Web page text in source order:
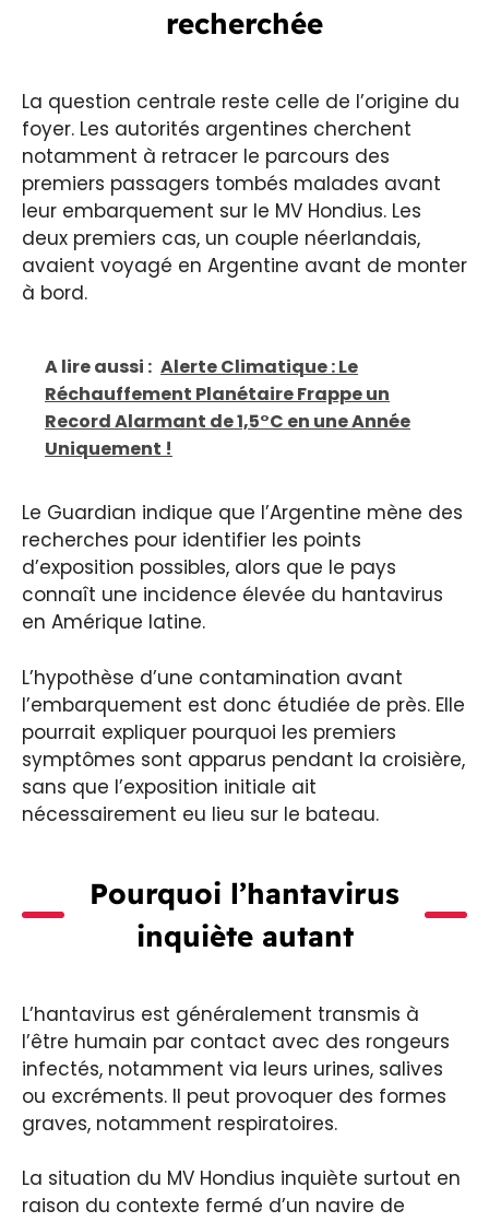
recherchée
La question centrale reste celle de l’origine du
foyer. Les autorités argentines cherchent
notamment à retracer le parcours des
premiers passagers tombés malades avant
leur embarquement sur le MV Hondius. Les
deux premiers cas, un couple néerlandais,
avaient voyagé en Argentine avant de monter
à bord.
A lire aussi : Alerte Climatique : Le
Réchauffement Planétaire Frappe un
Record Alarmant de 1,5°C en une Année
Uniquement !
Le Guardian indique que l’Argentine mène des
recherches pour identifier les points
d’exposition possibles, alors que le pays
connaît une incidence élevée du hantavirus
en Amérique latine.
L’hypothèse d’une contamination avant
l’embarquement est donc étudiée de près. Elle
pourrait expliquer pourquoi les premiers
symptômes sont apparus pendant la croisière,
sans que l’exposition initiale ait
nécessairement eu lieu sur le bateau.
Pourquoi l’hantavirus
inquiète autant
L’hantavirus est généralement transmis à
l’être humain par contact avec des rongeurs
infectés, notamment via leurs urines, salives
ou excréments. Il peut provoquer des formes
graves, notamment respiratoires.
La situation du MV Hondius inquiète surtout en
raison du contexte fermé d’un navire de